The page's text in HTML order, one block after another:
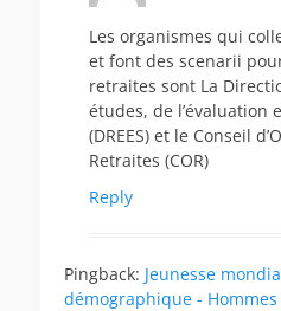
Les organismes qui
et font des scenarii
retraites sont La
études, de l’évaluation
(DREES) et le Conseil
Retraites (COR)
Reply
Pingback: Jeunesse
démographique - Hommes